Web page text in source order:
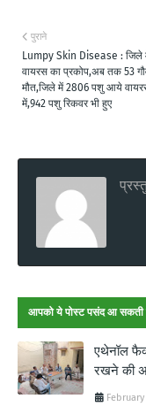
पुराने
Lumpy Skin Disease : जिले
वायरस का प्रकोप,अब तक 53
मौत,जिले में 2806 पशु आये
में,942 पशु रिकवर भी हुए
आपको ये पोस्ट पसंद आ सकती
एथेनॉल
रखने की